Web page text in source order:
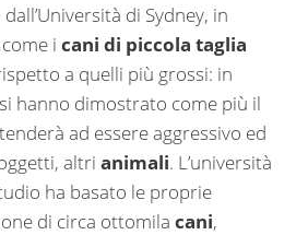
di Sydney, in
i cani di piccola taglia
a quelli più grossi: in
hanno dimostrato come più il
ad essere aggressivo ed
altri animali. L’università
ha basato le proprie
di circa ottomila cani,